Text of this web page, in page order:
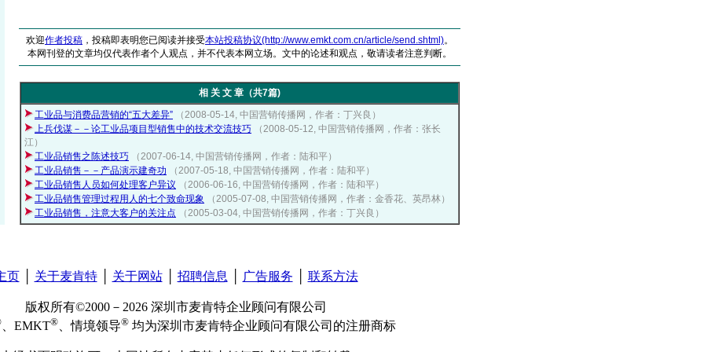
欢迎作者投稿 ，投稿即表明您已阅读并接受本站投稿协议(http://www.emkt.com.cn/article/send.shtml)。
本网刊登的文章均仅代表作者个人观点，并不代表本网立场。文中的论述和观点，敬请读者注意判断。
相 关 文 章（共7篇)
工业品与消费品营销的“五大差异”
（2008-05-14, 中国营销传播网，作者：丁兴良）
上兵伐谋－－论工业品项目型销售中的技术交流技巧
（2008-05-12, 中国营销传播网，作者：张长
江）
工业品销售之陈述技巧
（2007-06-14, 中国营销传播网，作者：陆和平）
工业品销售－－产品演示建奇功
（2007-05-18, 中国营销传播网，作者：陆和平）
工业品销售人员如何处理客户异议
（2006-06-16, 中国营销传播网，作者：陆和平）
工业品销售管理过程用人的七个致命现象
（2005-07-08, 中国营销传播网，作者：金香花、英昂林）
工业品销售，注意大客户的关注点
（2005-03-04, 中国营销传播网，作者：丁兴良）
页│ 关于麦肯特│ 关于网站│ 招聘信息 广告服务 联系方法
版权所有©2000－2026 深圳市麦肯特企业顾问有限公司
、EMKT® 、情境领导® 均为深圳市麦肯特企业顾问有限公司的注册商标